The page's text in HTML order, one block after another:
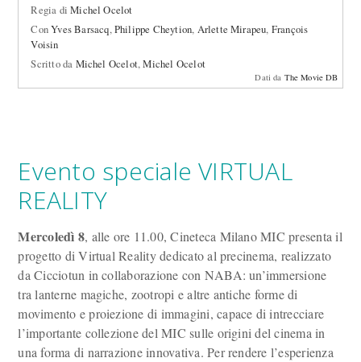
Regia diMichel Ocelot
ConYves Barsacq,Philippe Cheytion, Arlette Mirapeu, François
Voisin
Scritto da Michel Ocelot,Michel Ocelot
Dati da The Movie DB
Evento speciale VIRTUAL
REALITY
Mercoledì 8, alle ore 11.00, Cineteca Milano MIC presenta il
progetto di Virtual Reality dedicato al precinema, realizzato
da Cicciotun in collaborazione con NABA: un’immersione
tra lanterne magiche, zootropi e altre antiche forme di
movimento e proiezione di immagini, capace di intrecciare
l’importante collezione del MIC sulle origini del cinema in
una forma di narrazione innovativa. Per rendere l’esperienza